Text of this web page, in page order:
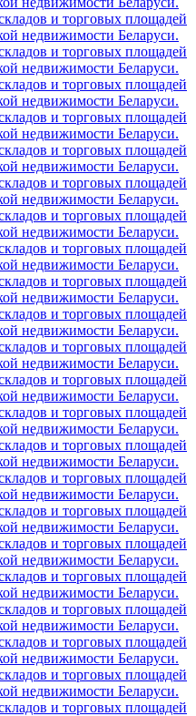
и торговых площадей
недвижимости Беларуси.
и торговых площадей
недвижимости Беларуси.
и торговых площадей
недвижимости Беларуси.
и торговых площадей
недвижимости Беларуси.
и торговых площадей
недвижимости Беларуси.
и торговых площадей
недвижимости Беларуси.
и торговых площадей
недвижимости Беларуси.
и торговых площадей
недвижимости Беларуси.
и торговых площадей
недвижимости Беларуси.
и торговых площадей
недвижимости Беларуси.
и торговых площадей
недвижимости Беларуси.
и торговых площадей
недвижимости Беларуси.
и торговых площадей
недвижимости Беларуси.
и торговых площадей
недвижимости Беларуси.
и торговых площадей
недвижимости Беларуси.
и торговых площадей
недвижимости Беларуси.
и торговых площадей
недвижимости Беларуси.
и торговых площадей
недвижимости Беларуси.
и торговых площадей
недвижимости Беларуси.
и торговых площадей
недвижимости Беларуси.
и торговых площадей
недвижимости Беларуси.
и торговых площадей